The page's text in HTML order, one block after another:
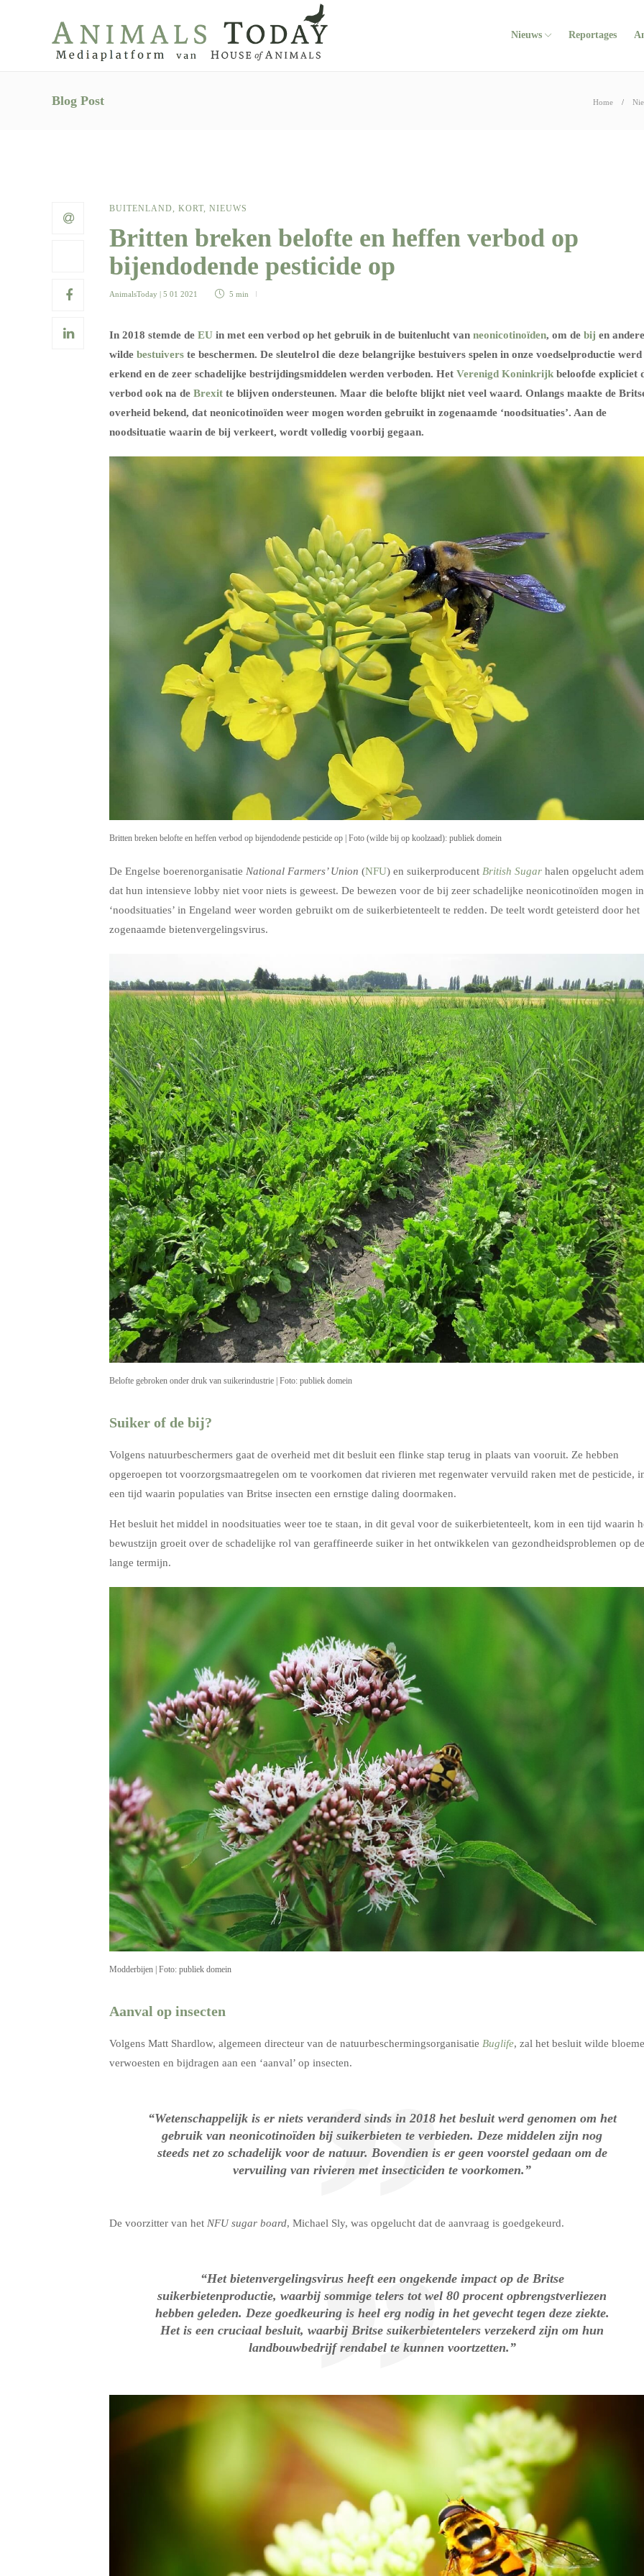
Nieuws Reportages
Blog Post Home
BUITENLAND, KORT, NIEUWS
Britten breken belofte en heffen verbod op
bijendodende pesticide op
AnimalsToday | 5 01 2021 5 min
In 2018 stemde de EU in met een verbod op het gebruik in de buitenlucht van neonicotinoïden, om de bij en andere
wilde bestuivers te beschermen. De sleutelrol die deze belangrijke bestuivers spelen in onze voedselproductie werd
erkend en de zeer schadelijke bestrijdingsmiddelen werden verboden. Het Verenigd Koninkrijk beloofde expliciet
verbod ook na de Brexit te blijven ondersteunen. Maar die belofte blijkt niet veel waard. Onlangs maakte de
overheid bekend, dat neonicotinoïden weer mogen worden gebruikt in zogenaamde ‘noodsituaties’. Aan de
noodsituatie waarin de bij verkeert, wordt volledig voorbij gegaan.
Britten breken belofte en heffen verbod op bijendodende pesticide op | Foto (wilde bij op koolzaad): publiek domein
De Engelse boerenorganisatie National Farmers’ Union (NFU) en suikerproducent British Sugar halen opgelucht
dat hun intensieve lobby niet voor niets is geweest. De bewezen voor de bij zeer schadelijke neonicotinoïden mogen in
‘noodsituaties’ in Engeland weer worden gebruikt om de suikerbietenteelt te redden. De teelt wordt geteisterd door het
zogenaamde bietenvergelingsvirus.
Belofte gebroken onder druk van suikerindustrie | Foto: publiek domein
Suiker of de bij?
Volgens natuurbeschermers gaat de overheid met dit besluit een flinke stap terug in plaats van vooruit. Ze hebben
opgeroepen tot voorzorgsmaatregelen om te voorkomen dat rivieren met regenwater vervuild raken met de pesticide,
een tijd waarin populaties van Britse insecten een ernstige daling doormaken.
Het besluit het middel in noodsituaties weer toe te staan, in dit geval voor de suikerbietenteelt, kom in een tijd waarin
bewustzijn groeit over de schadelijke rol van geraffineerde suiker in het ontwikkelen van gezondheidsproblemen op de
lange termijn.
Modderbijen | Foto: publiek domein
Aanval op insecten
Volgens Matt Shardlow, algemeen directeur van de natuurbeschermingsorganisatie Buglife, zal het besluit wilde
verwoesten en bijdragen aan een ‘aanval’ op insecten.
“Wetenschappelijk is er niets veranderd sinds in 2018 het besluit werd genomen om het
gebruik van neonicotinoïden bij suikerbieten te verbieden. Deze middelen zijn nog
steeds net zo schadelijk voor de natuur. Bovendien is er geen voorstel gedaan om de
vervuiling van rivieren met insecticiden te voorkomen.”
De voorzitter van het NFU sugar board, Michael Sly, was opgelucht dat de aanvraag is goedgekeurd.
“Het bietenvergelingsvirus heeft een ongekende impact op de Britse
suikerbietenproductie, waarbij sommige telers tot wel 80 procent opbrengstverliezen
hebben geleden. Deze goedkeuring is heel erg nodig in het gevecht tegen deze ziekte.
Het is een cruciaal besluit, waarbij Britse suikerbietentelers verzekerd zijn om hun
landbouwbedrijf rendabel te kunnen voortzetten.”